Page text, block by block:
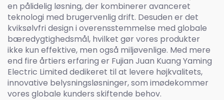
en pålidelig løsning, der kombinerer avanceret
teknologi med brugervenlig drift. Desuden er det
kviksølvfri design i overensstemmelse med globale
bæredygtighedsmål, hvilket gør vores produkter
ikke kun effektive, men også miljøvenlige. Med mere
end fire årtiers erfaring er Fujian Juan Kuang Yaming
Electric Limited dedikeret til at levere højkvalitets,
innovative belysningsløsninger, som imødekommer
vores globale kunders skiftende behov.